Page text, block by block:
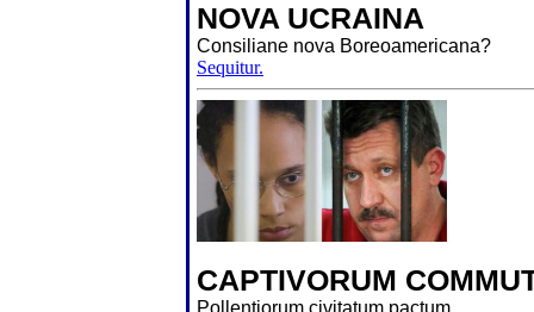
NOVA UCRAINA
Consiliane nova Boreoamericana?
Sequitur.
CAPTIVORUM
Pollentiorum civitatum pactum...